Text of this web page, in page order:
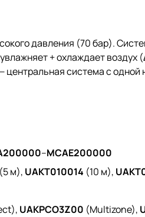
давления (70 бар).
+ охлаждает воздух
центральная система с одной
–MCAE200000
(5 м), UAKT010014 (10 м),
UAKPCO3Z00 (Multizone),